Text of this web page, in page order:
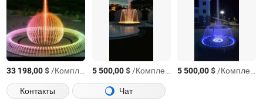
33 198,00$/Комплект 5 500,00$/Комплект 5 500,00$/Комплект
Контакты
Чат